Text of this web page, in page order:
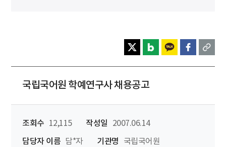
국립국어원 학예연구사 채용공고
조회수 12,115 작성일
2007.06.14
담당자 이름 담*자 기관명
국립국어원